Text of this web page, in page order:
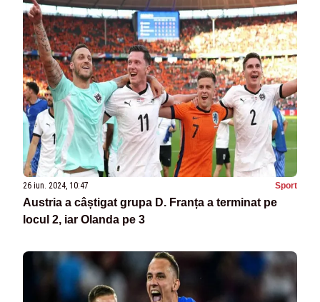
26 iun. 2024, 10:47 Sport
Austria a câștigat grupa D. Franța a terminat pe
locul 2, iar Olanda pe 3